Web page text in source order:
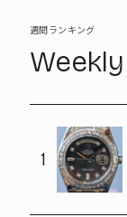
週間ランキング
1